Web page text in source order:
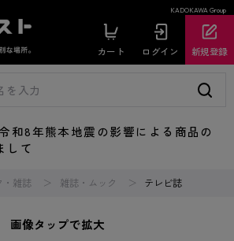
KADOKAWA Group
カート ログイン 新規登録
8年熊本地震の影響による商品の
して
・雑誌 雑誌・ムック テレビ誌
画像タップで拡大